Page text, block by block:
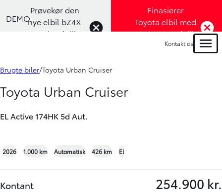
Prøvekør den
nye elbil bZ4X
Touring (Klik
Finasierer
Toyota elbil med
1,99% rente (Klik
her)
Kontakt os Menu
Book prøvetur
Brugte biler Toyota Urban Cruiser
Toyota Urban Cruiser
EL Active 174HK 5d Aut.
DEMO
2026 1.000 km Automatisk 426 km El
Kontant 254.900 kr.